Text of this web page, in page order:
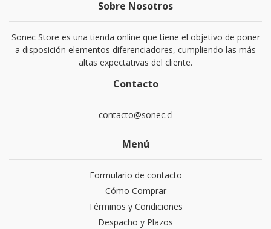
Sobre Nosotros
Sonec Store es una tienda online que tiene el objetivo de poner
a disposición elementos diferenciadores, cumpliendo las más
altas expectativas del cliente.
Contacto
contacto@sonec.cl
Menú
Formulario de contacto
Cómo Comprar
Términos y Condiciones
Despacho y Plazos